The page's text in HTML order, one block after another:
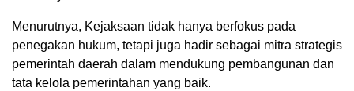
Menurutnya, Kejaksaan tidak hanya berfokus pada
penegakan hukum, tetapi juga hadir sebagai mitra strategis
pemerintah daerah dalam mendukung pembangunan dan
tata kelola pemerintahan yang baik.